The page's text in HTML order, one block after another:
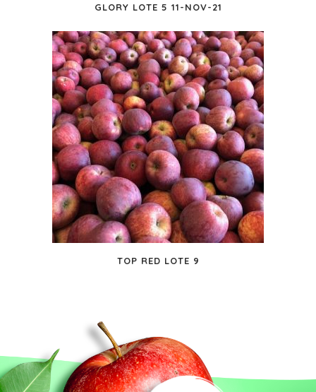
GLORY LOTE 5 11-NOV-21
TOP RED LOTE 9